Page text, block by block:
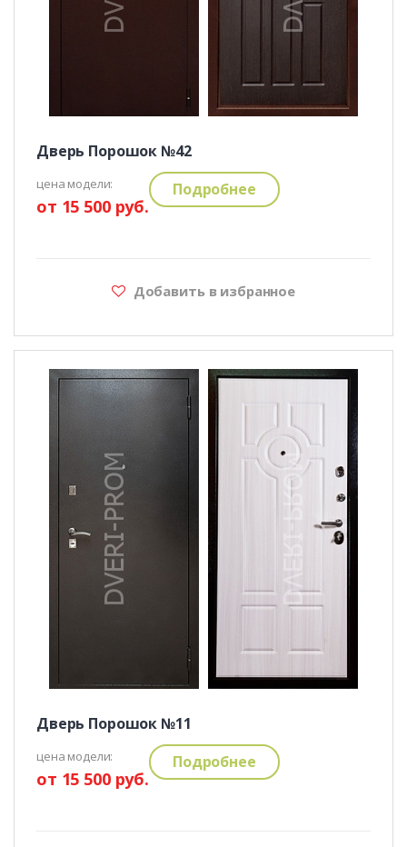
Дверь Порошок №42
цена модели:
от 15 500 руб.
Подробнее
Добавить в избранное
Дверь Порошок №11
цена модели:
от 15 500 руб.
Подробнее